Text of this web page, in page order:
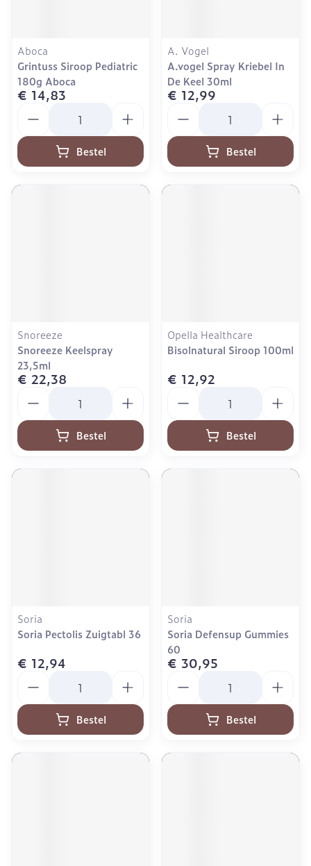
Aboca
Grintuss Siroop Pediatric
180g Aboca
€ 14,83
Bestel
A. Vogel
A.vogel Spray Kriebel In
De Keel 30ml
€ 12,99
Bestel
Snoreeze
Snoreeze Keelspray
23,5ml
€ 22,38
Bestel
Opella Healthcare
Bisolnatural Siroop 100ml
€ 12,92
Bestel
Soria
Soria Pectolis Zuigtabl 36
€ 12,94
Bestel
Soria
Soria Defensup Gummies
60
€ 30,95
Bestel